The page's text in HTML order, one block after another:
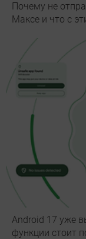
Почему не
Максе и что с
Android 17 уже
функции стоит